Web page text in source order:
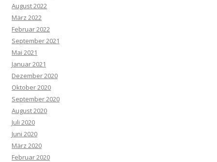
August 2022
März 2022
Februar 2022
September 2021
Mai 2021
Januar 2021
Dezember 2020
Oktober 2020
September 2020
August 2020
Juli 2020
Juni 2020
März 2020
Februar 2020